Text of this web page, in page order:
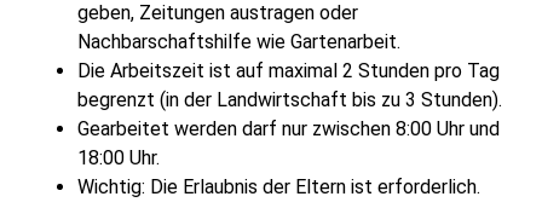
geben, Zeitungen austragen oder
Nachbarschaftshilfe wie Gartenarbeit.
Die Arbeitszeit ist auf maximal 2 Stunden pro Tag
begrenzt (in der Landwirtschaft bis zu 3 Stunden).
Gearbeitet werden darf nur zwischen 8:00 Uhr und
18:00 Uhr.
Wichtig: Die Erlaubnis der Eltern ist erforderlich.